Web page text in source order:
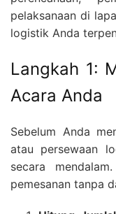
pelaksanaan di
logistik Anda
Langkah 1:
Acara Anda
Sebelum Anda
atau persewaan
secara
pemesanan tanpa